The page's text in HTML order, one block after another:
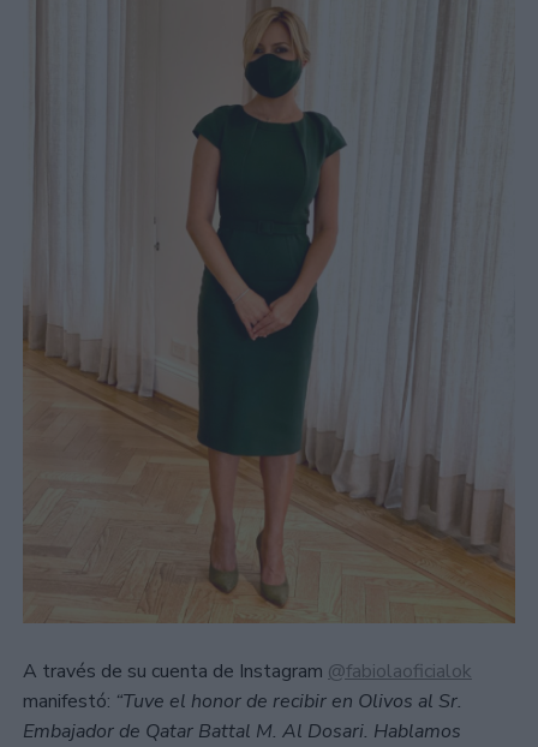
A través de su cuenta de Instagram @fabiolaoficialok
manifestó: “Tuve el honor de recibir en Olivos al Sr.
Embajador de Qatar Battal M. Al Dosari. ⁣Hablamos